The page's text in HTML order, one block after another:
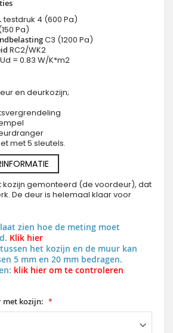
testdruk 4 (600 Pa)
Pa)
C3 (1200 Pa)
RC2/WK2
Ud = 0.83 W/K*m2
en deurkozijn;
met 5 sleutels.
kozijn gemonteerd (de voordeur), dat
De deur is helemaal klaar voor
zien hoe de meting moet
Klik hier
het kozijn en de muur kan
5 mm en 20 mm bedragen.
klik hier om te controleren
met kozijn: